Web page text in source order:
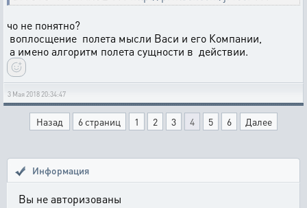
чо не понятно?
воплосщение полета мысли Васи и его Компании,
а имено алгоритм полета сущности в действии.
3 Мая 2018 20:34:47
Назад 6 страниц 1 2 3 4 5 6 Далее
Информация
Вы не авторизованы